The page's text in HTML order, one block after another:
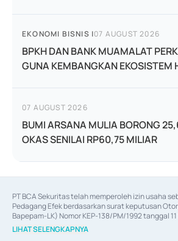
EKONOMI BISNIS |07 AUGUST 2026
BPKH DAN BANK MUAMALAT
GUNA KEMBANGKAN EKOSISTEM
07 AUGUST 2026
BUMI ARSANA MULIA BORONG
OKAS SENILAI RP60,75 MILIAR
PT BCA Sekuritas telah memperoleh izin usaha
Pedagang Efek berdasarkan surat keputusan
Bapepam-LK) Nomor KEP-138/PM/1992 tanggal
06/D.04/2014 tanggal 28 Februari 2014, izin usaha
Efek berdasarkan surat keputusan Otoritas Jasa
LIHAT SELENGKAPNYA